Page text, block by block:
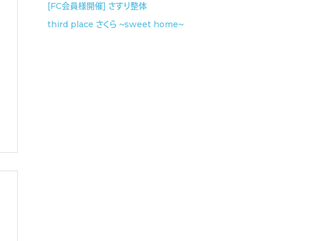
[FC会員様開催] さすり整体
third place さくら 〜sweet home〜